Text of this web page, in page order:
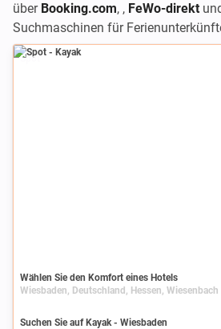
über Booking.com, , FeWo-direkt
Suchmaschinen für
Spot
Wählen Sie den Komfort eines Hotels
Wiesbaden, Deutschland, Hessen, Wiesenbach
Suchen Sie auf Kayak - Wiesbaden